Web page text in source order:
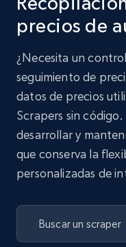
precios de
¿Necesita un
seguimiento de
datos de precios
Scrapers sin
desarrollar y
que conserva la
personalizadas de